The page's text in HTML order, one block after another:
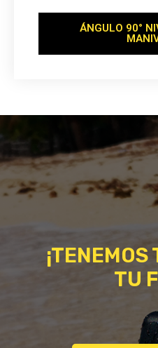
ÁNGULO 90°
¡TENEMOS
TU